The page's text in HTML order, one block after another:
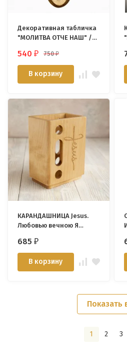
Декоративная табличка
"МОЛИТВА ОТЧЕ НАШ" /
540₽ 750₽
В корзину
КАРАНДАШНИЦА Jesus.
Любовью вечною Я
685₽
В корзину
Показать
1 2 3